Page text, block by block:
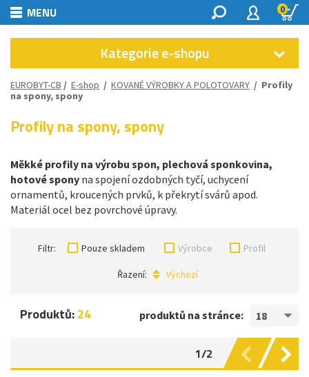
MENU 0
Kategorie e-shopu
EUROBYT-CB / E-shop / KOVANÉ VÝROBKY A POLOTOVARY / Profily
na spony, spony
Profily na spony, spony
Měkké profily na výrobu spon, plechová sponkovina,
hotové spony na spojení ozdobných tyčí, uchycení
ornamentů, kroucených prvků, k překrytí svárů apod.
Materiál ocel bez povrchové úpravy.
Filtr: Pouze skladem Výrobce Profil
Řazení: Výchozí
produktů na stránce: 18
Produktů:24
1/2